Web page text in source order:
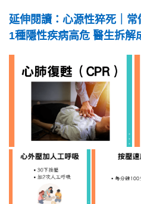
延伸閱讀：心源性猝死｜
1種隱性疾病高危 醫生拆解